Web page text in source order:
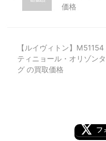
価格
【ルイヴィトン】
ティニョール・オリゾン
グ の買取価格
フ